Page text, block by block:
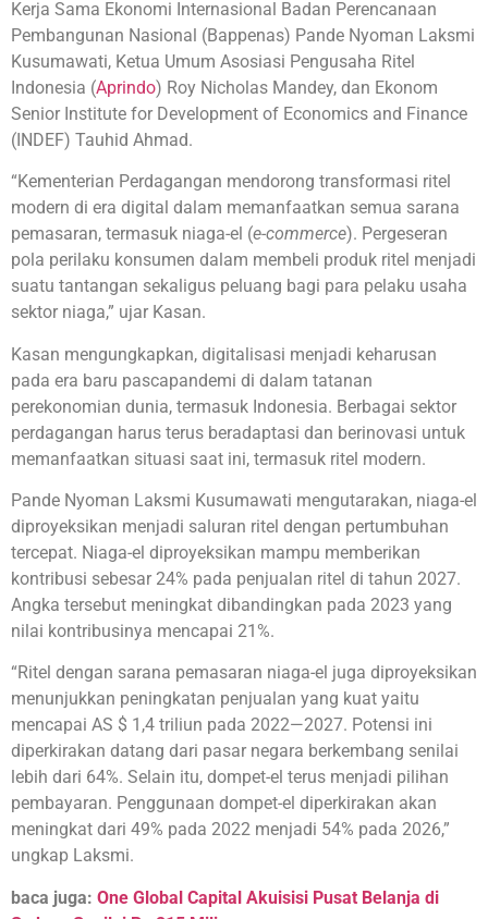
Kerja Sama Ekonomi Internasional Badan Perencanaan
Pembangunan Nasional (Bappenas) Pande Nyoman Laksmi
Kusumawati, Ketua Umum Asosiasi Pengusaha Ritel
Indonesia (Aprindo) Roy Nicholas Mandey, dan Ekonom
Senior Institute for Development of Economics and Finance
(INDEF) Tauhid Ahmad.
“Kementerian Perdagangan mendorong transformasi ritel
modern di era digital dalam memanfaatkan semua sarana
pemasaran, termasuk niaga-el (e-commerce). Pergeseran
pola perilaku konsumen dalam membeli produk ritel menjadi
suatu tantangan sekaligus peluang bagi para pelaku usaha
sektor niaga,” ujar Kasan.
Kasan mengungkapkan, digitalisasi menjadi keharusan
pada era baru pascapandemi di dalam tatanan
perekonomian dunia, termasuk Indonesia. Berbagai sektor
perdagangan harus terus beradaptasi dan berinovasi untuk
memanfaatkan situasi saat ini, termasuk ritel modern.
Pande Nyoman Laksmi Kusumawati mengutarakan, niaga-el
diproyeksikan menjadi saluran ritel dengan pertumbuhan
tercepat. Niaga-el diproyeksikan mampu memberikan
kontribusi sebesar 24% pada penjualan ritel di tahun 2027.
Angka tersebut meningkat dibandingkan pada 2023 yang
nilai kontribusinya mencapai 21%.
“Ritel dengan sarana pemasaran niaga-el juga diproyeksikan
menunjukkan peningkatan penjualan yang kuat yaitu
mencapai AS $ 1,4 triliun pada 2022—2027. Potensi ini
diperkirakan datang dari pasar negara berkembang senilai
lebih dari 64%. Selain itu, dompet-el terus menjadi pilihan
pembayaran. Penggunaan dompet-el diperkirakan akan
meningkat dari 49% pada 2022 menjadi 54% pada 2026,”
ungkap Laksmi.
baca juga: One Global Capital Akuisisi Pusat Belanja di